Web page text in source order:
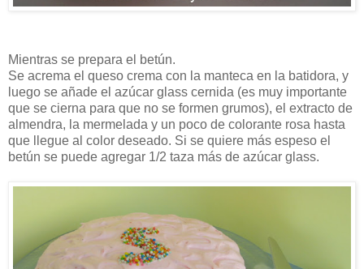
Mientras se prepara el betún.
Se acrema el queso crema con la manteca en la batidora, y
luego se añade el azúcar glass cernida (es muy importante
que se cierna para que no se formen grumos), el extracto de
almendra, la mermelada y un poco de colorante rosa hasta
que llegue al color deseado. Si se quiere más espeso el
betún se puede agregar 1/2 taza más de azúcar glass.